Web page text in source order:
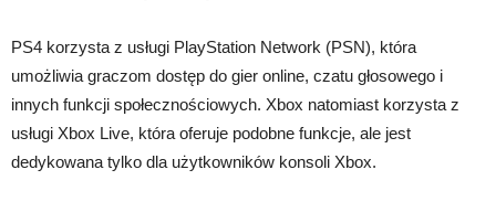
PS4 korzysta z usługi PlayStation Network (PSN), która
umożliwia graczom dostęp do gier online, czatu głosowego i
innych funkcji społecznościowych. Xbox natomiast korzysta z
usługi Xbox Live, która oferuje podobne funkcje, ale jest
dedykowana tylko dla użytkowników konsoli Xbox.